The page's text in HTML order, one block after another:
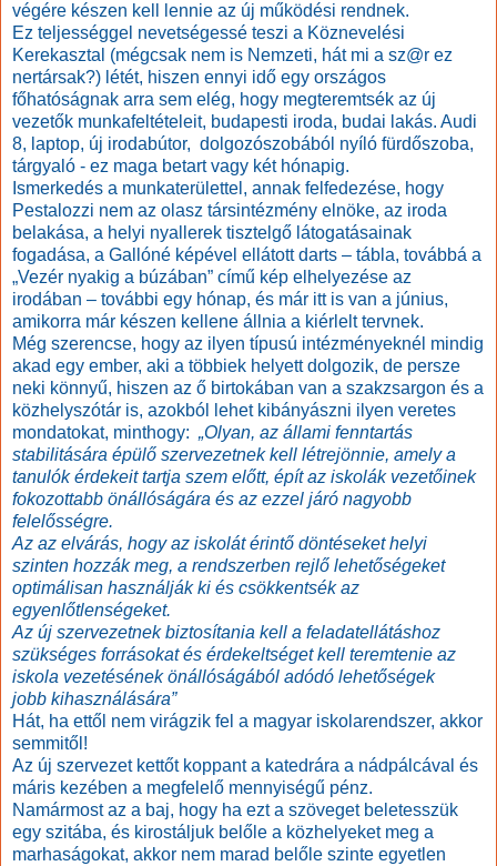
végére készen kell lennie az új működési rendnek.
Ez teljességgel nevetségessé teszi a Köznevelési
Kerekasztal (mégcsak nem is Nemzeti, hát mi a sz@r ez
nertársak?) létét, hiszen ennyi idő egy országos
főhatóságnak arra sem elég, hogy megteremtsék az új
vezetők munkafeltételeit, budapesti iroda, budai lakás. Audi
8, laptop, új irodabútor, dolgozószobából nyíló fürdőszoba,
tárgyaló - ez maga betart vagy két hónapig.
Ismerkedés a munkaterülettel, annak felfedezése, hogy
Pestalozzi nem az olasz társintézmény elnöke, az iroda
belakása, a helyi nyallerek tisztelgő látogatásainak
fogadása, a Gallóné képével ellátott darts – tábla, továbbá a
„Vezér nyakig a búzában” című kép elhelyezése az
irodában – további egy hónap, és már itt is van a június,
amikorra már készen kellene állnia a kiérlelt tervnek.
Még szerencse, hogy az ilyen típusú intézményeknél mindig
akad egy ember, aki a többiek helyett dolgozik, de persze
neki könnyű, hiszen az ő birtokában van a szakzsargon és a
közhelyszótár is, azokból lehet kibányászni ilyen veretes
mondatokat, minthogy: „Olyan, az állami fenntartás
stabilitására épülő szervezetnek kell létrejönnie, amely a
tanulók érdekeit tartja szem előtt, épít az iskolák vezetőinek
fokozottabb önállóságára és az ezzel járó nagyobb
felelősségre.
Az az elvárás, hogy az iskolát érintő döntéseket helyi
szinten hozzák meg, a rendszerben rejlő lehetőségeket
optimálisan használják ki és csökkentsék az
egyenlőtlenségeket.
Az új szervezetnek biztosítania kell a feladatellátáshoz
szükséges forrásokat és érdekeltséget kell teremtenie az
iskola vezetésének önállóságából adódó lehetőségek
jobb kihasználására”
Hát, ha ettől nem virágzik fel a magyar iskolarendszer, akkor
semmitől!
Az új szervezet kettőt koppant a katedrára a nádpálcával és
máris kezében a megfelelő mennyiségű pénz.
Namármost az a baj, hogy ha ezt a szöveget beletesszük
egy szitába, és kirostáljuk belőle a közhelyeket meg a
marhaságokat, akkor nem marad belőle szinte egyetlen